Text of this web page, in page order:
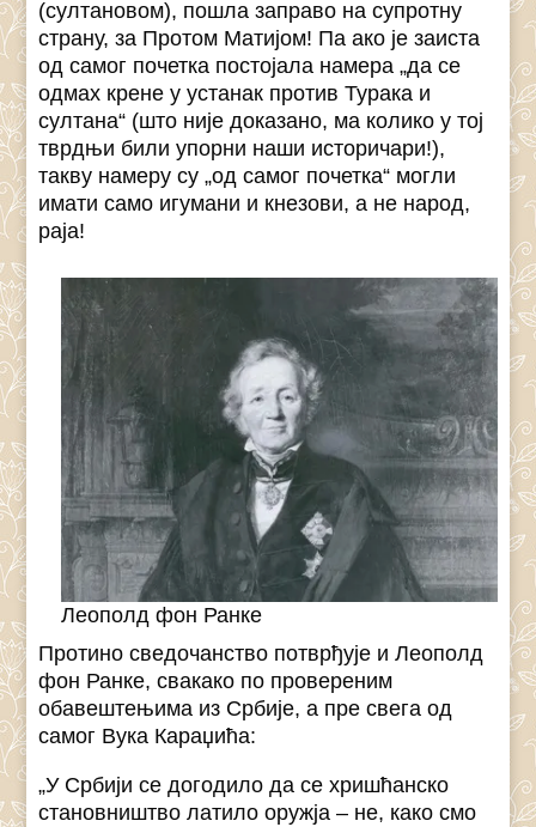
(султановом), пошла заправо на супротну
страну, за Протом Матијом! Па ако је заиста
од самог почетка постојала намера „да се
одмах крене у устанак против Турака и
султана“ (што није доказано, ма колико у тој
тврдњи били упорни наши историчари!),
такву намеру су „од самог почетка“ могли
имати само игумани и кнезови, а не народ,
раја!
Леополд фон Ранке
Протино сведочанство потврђује и Леополд
фон Ранке, свакако по провереним
обавештењима из Србије, а пре свега од
самог Вука Караџића:
„У Србији се догодило да се хришћанско
становништво латило оружја – не, како смо